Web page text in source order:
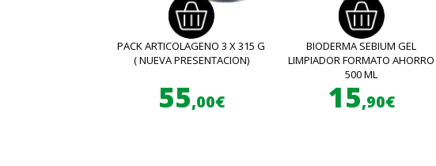
PACK ARTICOLAGENO 3 X 315 G
( NUEVA PRESENTACION)
55,00€
BIODERMA SEBIUM GEL
LIMPIADOR FORMATO AHORRO
500 ML
15,90€